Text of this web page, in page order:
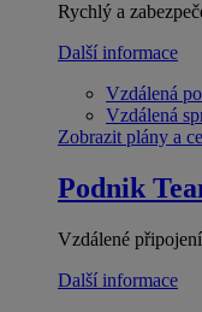
Rychlý a
Další informace
Vzdálená
Vzdálená
Zobrazit plány a
Podnik
Vzdálené
Další informace